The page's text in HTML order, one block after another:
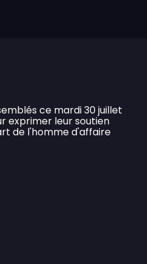
ce mardi 30 juillet
exprimer leur soutien
de l'homme d'affaire